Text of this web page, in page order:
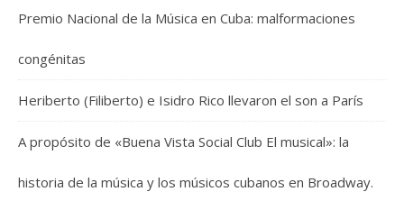
Premio Nacional de la Música en Cuba: malformaciones
congénitas
Heriberto (Filiberto) e Isidro Rico llevaron el son a París
A propósito de «Buena Vista Social Club El musical»: la
historia de la música y los músicos cubanos en Broadway.